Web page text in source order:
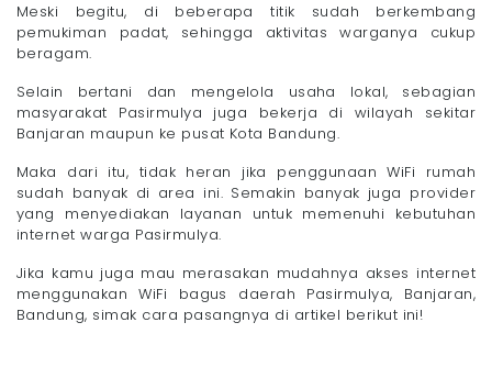
- 4. MyRepublic
- 5. ICONNET
Cara Mengetahui Provider WiFi Bagus di Daerah
Pasirmulya, Banjaran, Bandung
- 1. Cek Ketersediaan Jaringan Fiber Optik
- 2. Tanya Langsung ke Tetangga Sekitar
- 3. Cari Tahu Kualitas Layanan Pelanggan
- 4. Lihat Kualitas Modem atau Router yang
Disediakan
Banjaran, Bandung dengan Megavision
Cari WiFi Bagus untuk Rumah di Pasirmulya,
Banjaran, Bandung? Coba Megavision!
Meski begitu, di beberapa titik sudah berkembang
pemukiman padat, sehingga aktivitas warganya cukup
beragam.
Selain bertani dan mengelola usaha lokal, sebagian
masyarakat Pasirmulya juga bekerja di wilayah sekitar
Banjaran maupun ke pusat Kota Bandung.
Maka dari itu, tidak heran jika penggunaan WiFi rumah
sudah banyak di area ini. Semakin banyak juga provider
yang menyediakan layanan untuk memenuhi kebutuhan
internet warga Pasirmulya.
Jika kamu juga mau merasakan mudahnya akses internet
menggunakan WiFi bagus daerah Pasirmulya, Banjaran,
Bandung, simak cara pasangnya di artikel berikut ini!